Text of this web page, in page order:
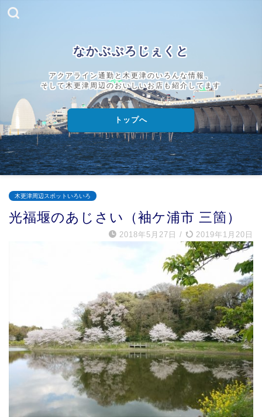
なかぶぷろじぇくと
アクアライン通勤と木更津のいろんな情報、
そして木更津周辺のおいしいお店も紹介してます
トップへ
木更津周辺スポットいろいろ
光福堰のあじさい（袖ケ浦市 三箇）
2018年5月27日 / 2019年1月20日